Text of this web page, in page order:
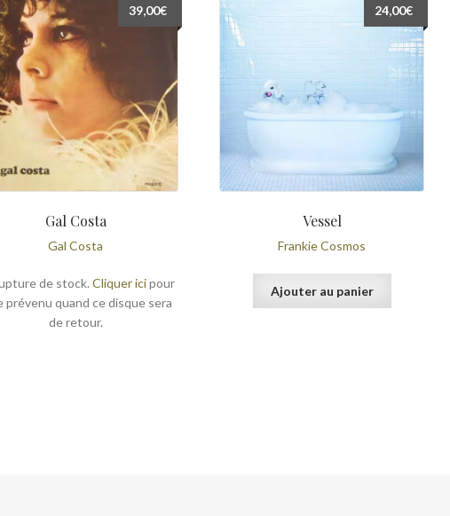
Gal Costa
Gal Costa
39,00€
de stock. Cliquer icipour
prévenu quand ce disque sera
de retour.
Vessel
Frankie Cosmos
24,00€
Ajouter au panier